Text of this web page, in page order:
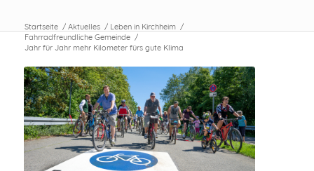
Startseite / Aktuelles / Leben in Kirchheim /
Fahrradfreundliche Gemeinde /
Jahr für Jahr mehr Kilometer fürs gute Klima